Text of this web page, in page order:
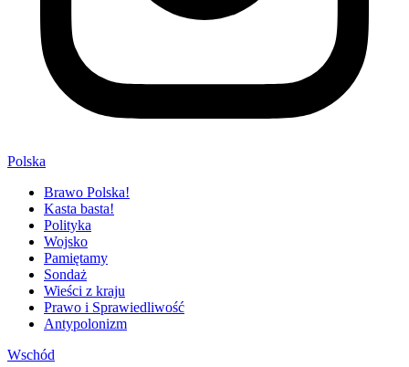
Polska
Brawo Polska!
Kasta basta!
Polityka
Wojsko
Pamiętamy
Sondaż
Wieści z kraju
Prawo i Sprawiedliwość
Antypolonizm
Wschód